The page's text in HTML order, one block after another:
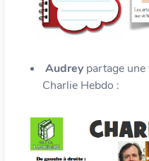
Audrey partage
Charlie Hebdo :